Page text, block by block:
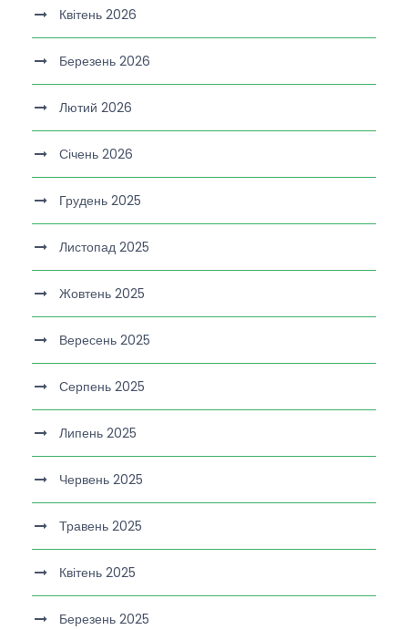
Квітень 2026
Березень 2026
Лютий 2026
Січень 2026
Грудень 2025
Листопад 2025
Жовтень 2025
Вересень 2025
Серпень 2025
Липень 2025
Червень 2025
Травень 2025
Квітень 2025
Березень 2025